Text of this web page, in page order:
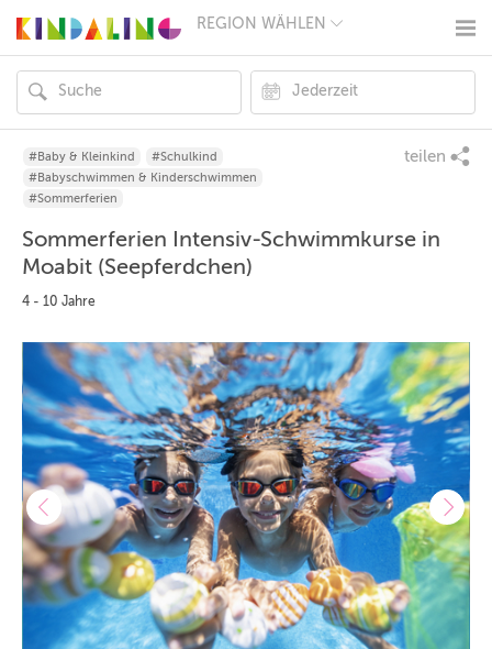
REGION WÄHLEN
MÜNCHEN
HAMBURG
FRANKFURT
KÖLN
DÜSSELDORF
STUTTGART
LEIPZIG
DRESDEN
NÜRNBERG
ANDERE
REGIONEN
#Baby & Kleinkind
#Schulkind
#Babyschwimmen & Kinderschwimmen
#Sommerferien
teilen
Sommerferien Intensiv-Schwimmkurse in
Moabit (Seepferdchen)
4 - 10 Jahre